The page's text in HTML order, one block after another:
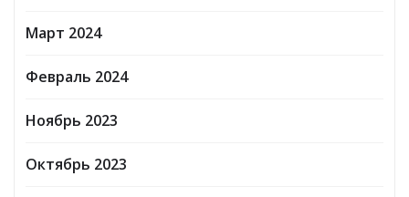
Март 2024
Февраль 2024
Ноябрь 2023
Октябрь 2023